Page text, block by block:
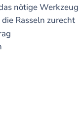
nötige Werkzeug
Rasseln zurecht